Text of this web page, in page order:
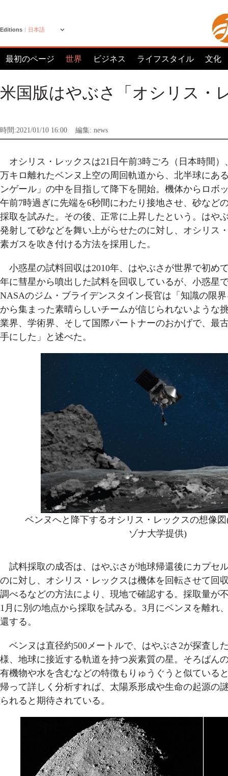
Editions 日本語
最初のページ 世界 ビジネス ライフスタイル 文化
米国版はやぶさ「オシリス・
時間:2021/01/10 16:00 編集: news
オシリス・レックスは21日午前3時ごろ（日本時間）
万キロ離れたベンヌ上空の周回軌道から、北半球にあ
ンゲール」の中を目指して降下を開始。機体からロボ
午前7時過ぎに先端を6秒間にわたり接地させ、砂など
採取を試みた。その後、正常に上昇したという。はや
発射して砂などを舞い上がらせたのに対し、オシリス
素ガスを吹き付ける方法を採用した。
小惑星の試料回収は2010年、はやぶさが世界で初め
年に彗星から噴出した試料を回収しているが、小惑星
NASAのジム・ブライデンスタイン長官は「知識の限
から集まった素晴らしいチームが信じられないような
業界、学術界、そして国際パートナーのおかげで、最
手にした」と述べた。
ベンヌへと降下するオシリス・レックスの想像
ゾナ大学提供)
試料採取の成否は、はやぶさが地球帰還後にカプセ
のに対し、オシリス・レックスは機体を回転させて回
調べるなどの方法により、現地で確認する。採取量が
1月に別の地点から採取を試みる。3月にベンヌを離れ
還する。
ベンヌは直径約500メートルで、はやぶさ2が探査し
様、地球に接近する軌道を持つ炭素質の星。そろばん
有機物や水を含むなどの特徴もりゅうぐうと似ている
帰って詳しく分析すれば、太陽系形成や生命の起源の
られると期待されている。